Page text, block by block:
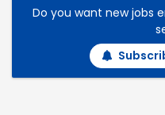
Do you want new jobs